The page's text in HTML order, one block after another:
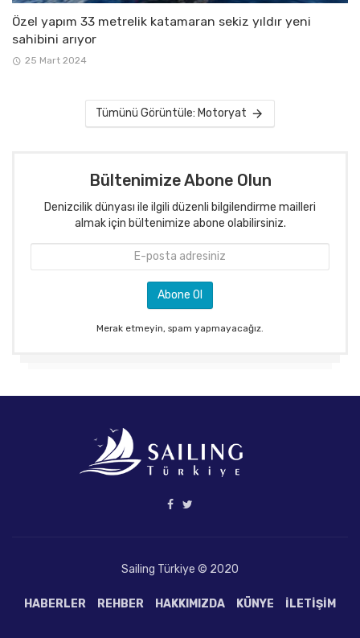
Özel yapım 33 metrelik katamaran sekiz yıldır yeni
sahibini arıyor
25 Mart 2024
Tümünü Görüntüle: Motoryat
Bültenimize Abone Olun
Denizcilik dünyası ile ilgili düzenli bilgilendirme mailleri
almak için bültenimize abone olabilirsiniz.
Merak etmeyin, spam yapmayacağız.
Sailing Türkiye © 2020
HABERLER REHBER HAKKIMIZDA KÜNYE İLETIŞIM